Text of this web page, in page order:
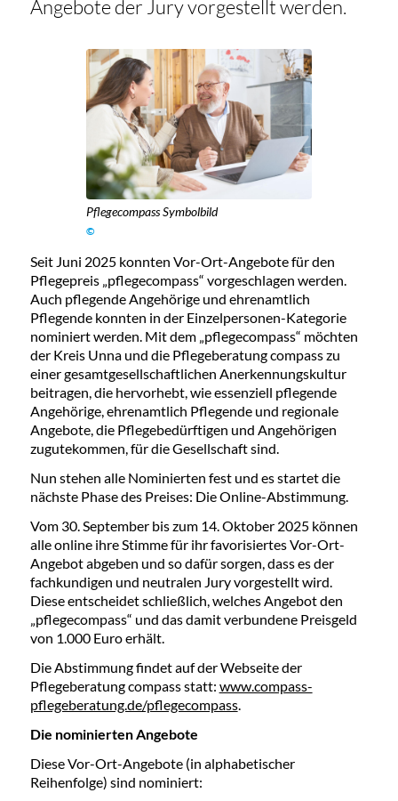
Angebote der Jury vorgestellt werden.
Pflegecompass Symbolbild
©
Seit Juni 2025 konnten Vor-Ort-Angebote für den
Pflegepreis „pflegecompass“ vorgeschlagen werden.
Auch pflegende Angehörige und ehrenamtlich
Pflegende konnten in der Einzelpersonen-Kategorie
nominiert werden. Mit dem „pflegecompass“ möchten
der Kreis Unna und die Pflegeberatung compass zu
einer gesamtgesellschaftlichen Anerkennungskultur
beitragen, die hervorhebt, wie essenziell pflegende
Angehörige, ehrenamtlich Pflegende und regionale
Angebote, die Pflegebedürftigen und Angehörigen
zugutekommen, für die Gesellschaft sind.
Nun stehen alle Nominierten fest und es startet die
nächste Phase des Preises: Die Online-Abstimmung.
Vom 30. September bis zum 14. Oktober 2025 können
alle online ihre Stimme für ihr favorisiertes Vor-Ort-
Angebot abgeben und so dafür sorgen, dass es der
fachkundigen und neutralen Jury vorgestellt wird.
Diese entscheidet schließlich, welches Angebot den
„pflegecompass“ und das damit verbundene Preisgeld
von 1.000 Euro erhält.
Die Abstimmung findet auf der Webseite der
Pflegeberatung compass statt: www.compass-
pflegeberatung.de/pflegecompass.
Die nominierten Angebote
Diese Vor-Ort-Angebote (in alphabetischer
Reihenfolge) sind nominiert: